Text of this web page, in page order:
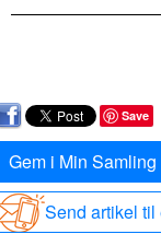
Save
Gem i Min Samling
Send artikel til